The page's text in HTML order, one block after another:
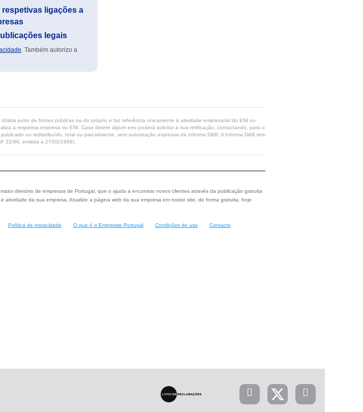
respetivas ligações a
legais
. Também autorizo a
junto de fontes públicas ou do próprio e faz referência unicamente à atividade empresarial do ENI ou
a respetiva empresa ou ENI. Caso detete algum erro poderá solicitar a sua retificação, contactando, para o
ou redistribuído, total ou parcialmente, sem autorização expressa da Informa D&B. A Informa D&B tem
32/96, emitida a 27/02/1996).
diretório de empresas de Portugal, que o ajuda a encontrar novos clientes através da publicação gratuita
atividade da sua empresa. Atualize a página web da sua empresa em nosso site, de forma gratuita, hoje
Política de privacidade O que é o Empresite Portugal Condições de uso Contacto